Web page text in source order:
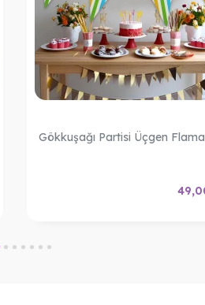
Gökkuşağı Partisi Üçgen Flama